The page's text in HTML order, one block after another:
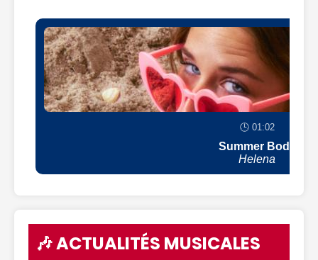
🕒 01:02
Summer Body
Helena
🎶 ACTUALITÉS MUSICALES